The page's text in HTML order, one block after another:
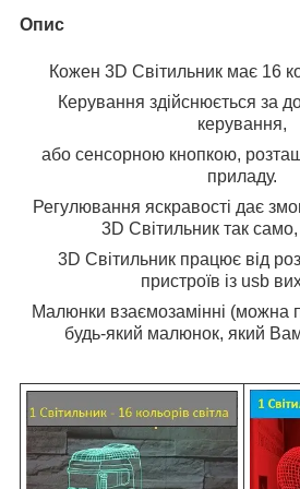
Опис
Кожен 3D Світильник має 16
Керування здійснюється за
керування,
або сенсорною кнопкою,
приладу.
Регулювання яскравості дає
3D Світильник так само,
3D Світильник працює від
пристроїв із usb
Малюнки взаємозамінні (можна
будь-який малюнок, який